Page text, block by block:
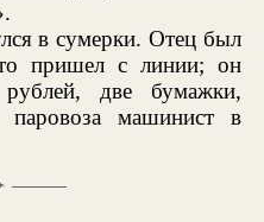
в сумерки. Отец был
пришел с линии; он
две бумажки,
машинист в